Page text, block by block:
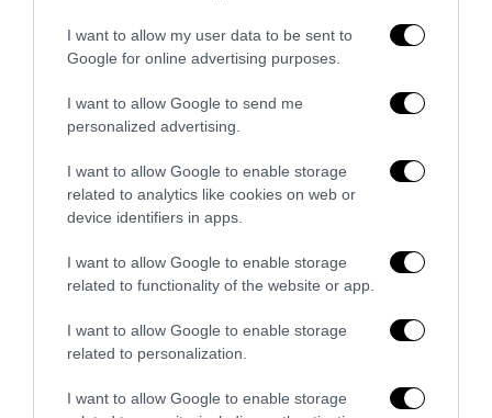
I want to allow my user data to be sent to
Google for online advertising purposes.
I want to allow Google to send me
personalized advertising.
I want to allow Google to enable storage
related to analytics like cookies on web or
device identifiers in apps.
I want to allow Google to enable storage
related to functionality of the website or app.
I want to allow Google to enable storage
related to personalization.
I want to allow Google to enable storage
La Camera boccia il patentino antifascista per parlare a
Montecitorio: palo clamoroso del Pd
5 Agosto 2026
5 COMMENTS
10 Giugno 2018 - 9:50